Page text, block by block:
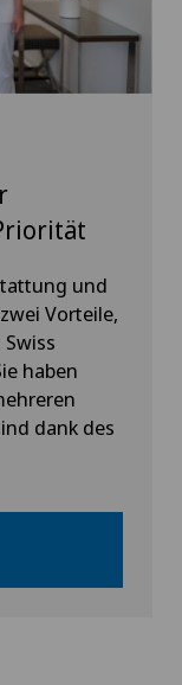
und
Vorteile,
haben
dank des